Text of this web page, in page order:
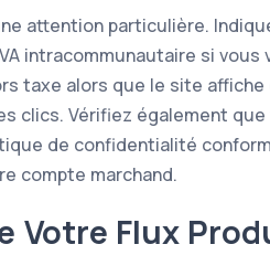
attention particulière.
intracommunautaire si
taxe alors que le site
clics. Vérifiez également
de confidentialité
compte marchand.
Votre Flux